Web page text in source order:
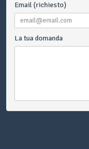
Email (richiesto)
La tua domanda